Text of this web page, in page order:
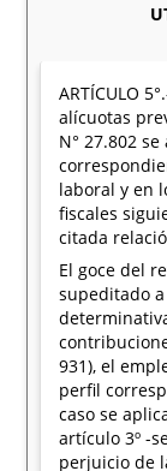
ARTÍCULO
alícuotas
N° 27.802
laboral y en
fiscales
citada
El goce del
supeditado
931), el
perfil
caso se
artículo 3º -
perjuicio de